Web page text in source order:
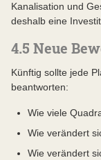
Kanalisation und
deshalb eine
4.5 Neue
Künftig sollte jede
beantworten:
Wie viele
Wie verändert
Wie verändert